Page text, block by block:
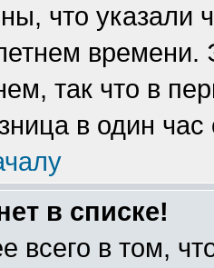
что указали
времени.
так что в
в один
в списке!
всего в том,